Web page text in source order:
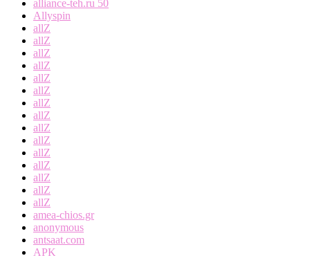
alliance-teh.ru 50
Allyspin
allZ
allZ
allZ
allZ
allZ
allZ
allZ
allZ
allZ
allZ
allZ
allZ
allZ
allZ
allZ
amea-chios.gr
anonymous
antsaat.com
APK